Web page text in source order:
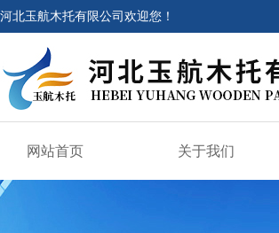
河北玉航木托有限公司欢迎您！
网站首页 关于我们